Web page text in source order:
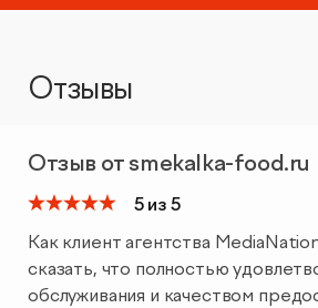
Отзывы
Отзыв от smekalka-food.ru
5 из 5
Как клиент агентства
сказать, что полностью
обслуживания и качеством